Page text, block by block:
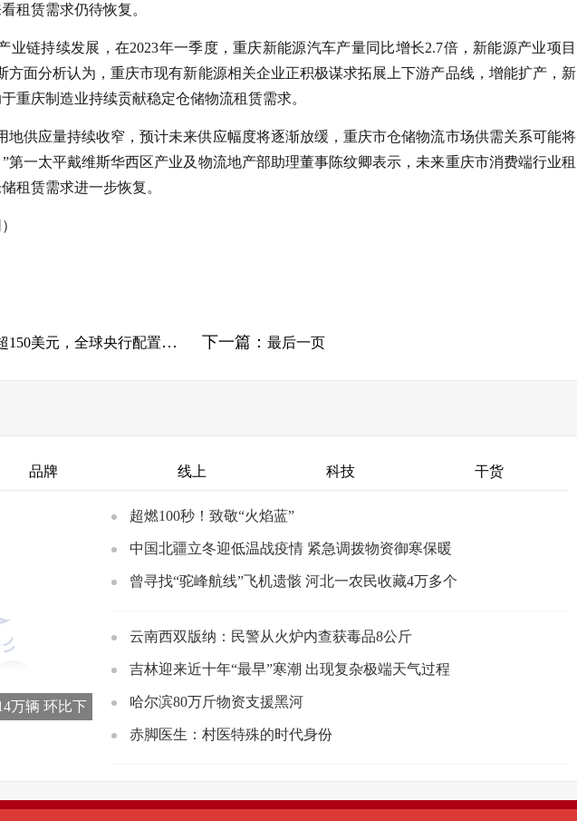
租赁需求仍待恢复。
业链持续发展，在2023年一季度，重庆新能源汽车产量同比增长2.7倍，新能源产业项目
方面分析认为，重庆市现有新能源相关企业正积极谋求拓展上下游产品线，增能扩产，新
重庆制造业持续贡献稳定仓储物流租赁需求。
地供应量持续收窄，预计未来供应幅度将逐渐放缓，重庆市仓储物流市场供需关系可能将
第一太平戴维斯华西区产业及物流地产部助理董事陈纹卿表示，未来重庆市消费端行业租
租赁需求进一步恢复。
元，全球央行配置动能长期持续 下一篇：最后一页
品牌 线上 科技 干货
万辆 环比下
超燃100秒！致敬“火焰蓝”
中国北疆立冬迎低温战疫情 紧急调拨物资御寒保暖
曾寻找“驼峰航线”飞机遗骸 河北一农民收藏4万多个
云南西双版纳：民警从火炉内查获毒品8公斤
吉林迎来近十年“最早”寒潮 出现复杂极端天气过程
哈尔滨80万斤物资支援黑河
赤脚医生：村医特殊的时代身份